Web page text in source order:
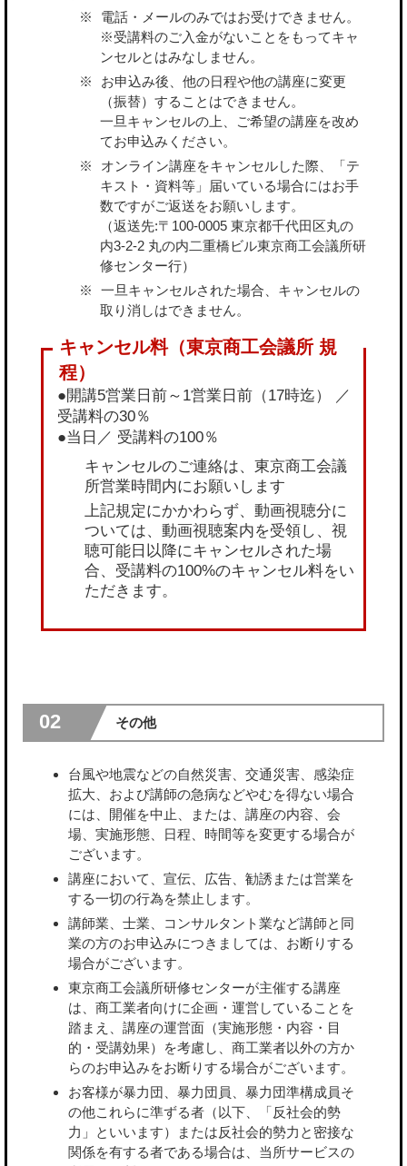
電話・メールのみではお受けできません。
※受講料のご入金がないことをもってキャ
ンセルとはみなしません。
お申込み後、他の日程や他の講座に変更
（振替）することはできません。
一旦キャンセルの上、ご希望の講座を改め
てお申込みください。
オンライン講座をキャンセルした際、「テ
キスト・資料等」届いている場合にはお手
数ですがご返送をお願いします。
（返送先:〒100-0005 東京都千代田区丸の
内3-2-2 丸の内二重橋ビル東京商工会議所研
修センター行）
一旦キャンセルされた場合、キャンセルの
取り消しはできません。
●開講5営業日前～1営業日前（17時迄） ／
受講料の30％
●当日／ 受講料の100％
キャンセルのご連絡は、東京商工会議
所営業時間内にお願いします
上記規定にかかわらず、動画視聴分に
ついては、動画視聴案内を受領し、視
聴可能日以降にキャンセルされた場
合、受講料の100%のキャンセル料をい
ただきます。
02 その他
台風や地震などの自然災害、交通災害、感染症
拡大、および講師の急病などやむを得ない場合
には、開催を中止、または、講座の内容、会
場、実施形態、日程、時間等を変更する場合が
ございます。
講座において、宣伝、広告、勧誘または営業を
する一切の行為を禁止します。
講師業、士業、コンサルタント業など講師と同
業の方のお申込みにつきましては、お断りする
場合がございます。
東京商工会議所研修センターが主催する講座
は、商工業者向けに企画・運営していることを
踏まえ、講座の運営面（実施形態・内容・目
的・受講効果）を考慮し、商工業者以外の方か
らのお申込みをお断りする場合がございます。
お客様が暴力団、暴力団員、暴力団準構成員そ
の他これらに準ずる者（以下、「反社会的勢
力」といいます）または反社会的勢力と密接な
関係を有する者である場合は、当所サービスの